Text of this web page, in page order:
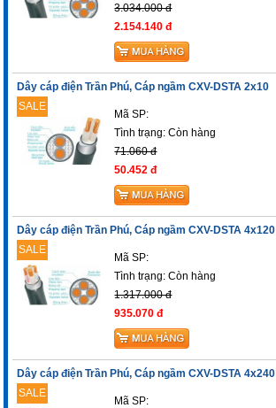
3.034.000 đ
2.154.140 đ
Dây cáp điện Trần Phú, Cáp ngầm CXV-DSTA 2x10
SALE
Mã SP:
Tình trạng:Còn hàng
71.060 đ
50.452 đ
Dây cáp điện Trần Phú, Cáp ngầm CXV-DSTA 4x120
SALE
Mã SP:
Tình trạng:Còn hàng
1.317.000 đ
935.070 đ
Dây cáp điện Trần Phú, Cáp ngầm CXV-DSTA 4x240
SALE
Mã SP: